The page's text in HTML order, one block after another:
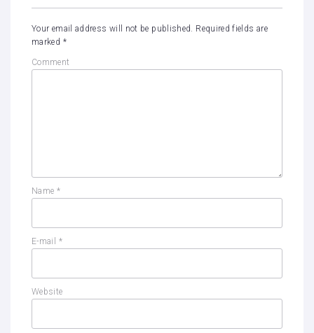
Your email address will not be published. Required fields are
marked *
Comment
Name *
E-mail *
Website